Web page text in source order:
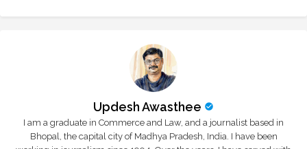
Updesh Awasthee
I am a graduate in Commerce and Law, and a journalist based in
Bhopal, the capital city of Madhya Pradesh, India. I have been